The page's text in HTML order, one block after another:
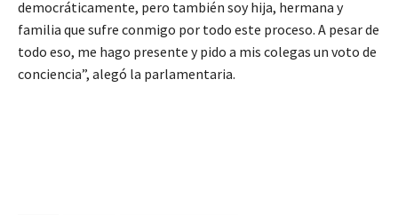
democráticamente, pero también soy hija, hermana y
familia que sufre conmigo por todo este proceso. A pesar de
todo eso, me hago presente y pido a mis colegas un voto de
conciencia”, alegó la parlamentaria.